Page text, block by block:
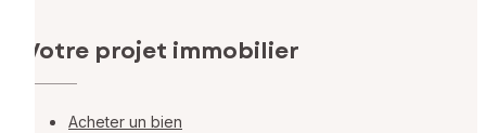
Votre projet immobilier
Acheter un bien